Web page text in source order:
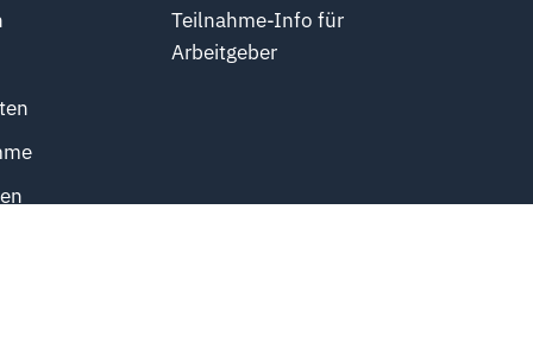
Teilnahme-Info für
Arbeitgeber